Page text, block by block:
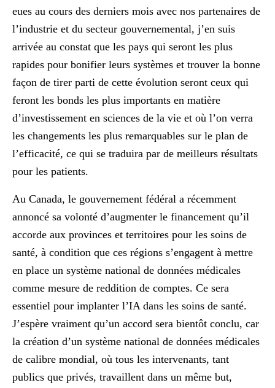
eues au cours des derniers mois avec nos partenaires de
l’industrie et du secteur gouvernemental, j’en suis
arrivée au constat que les pays qui seront les plus
rapides pour bonifier leurs systèmes et trouver la bonne
façon de tirer parti de cette évolution seront ceux qui
feront les bonds les plus importants en matière
d’investissement en sciences de la vie et où l’on verra
les changements les plus remarquables sur le plan de
l’efficacité, ce qui se traduira par de meilleurs résultats
pour les patients.
Au Canada, le gouvernement fédéral a récemment
annoncé sa volonté d’augmenter le financement qu’il
accorde aux provinces et territoires pour les soins de
santé, à condition que ces régions s’engagent à mettre
en place un système national de données médicales
comme mesure de reddition de comptes. Ce sera
essentiel pour implanter l’IA dans les soins de santé.
J’espère vraiment qu’un accord sera bientôt conclu, car
la création d’un système national de données médicales
de calibre mondial, où tous les intervenants, tant
publics que privés, travaillent dans un même but,